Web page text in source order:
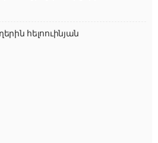
հելոուինյան